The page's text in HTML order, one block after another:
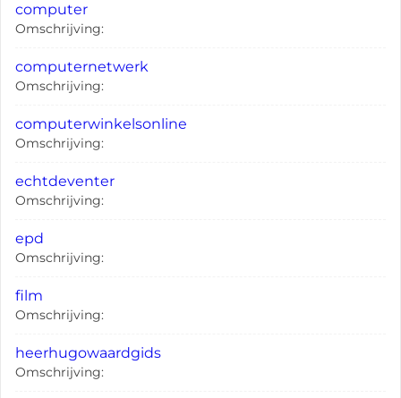
computer
Omschrijving:
computernetwerk
Omschrijving:
computerwinkelsonline
Omschrijving:
echtdeventer
Omschrijving:
epd
Omschrijving:
film
Omschrijving:
heerhugowaardgids
Omschrijving: